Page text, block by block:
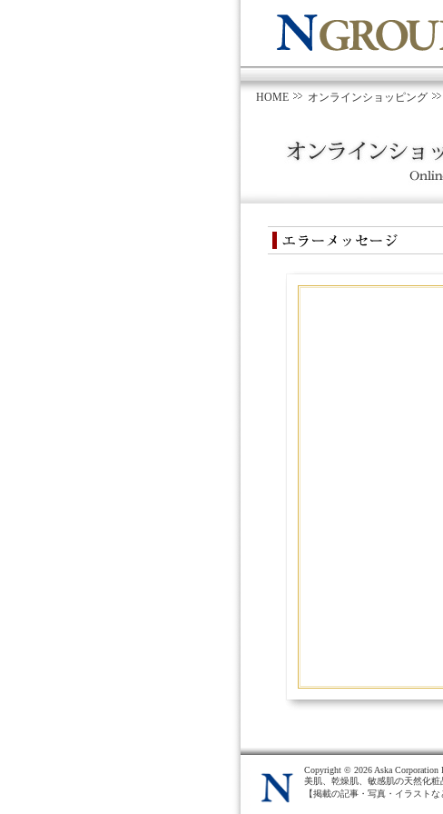
HOME オンラインショッピング
Copyright © 2026 Aska Corporation
美肌、乾燥肌、敏感肌の天然化
【掲載の記事・写真・イラスト